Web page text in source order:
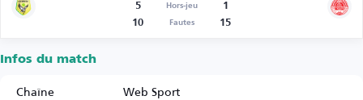
5
Hors-jeu
1
10
Fautes 15
Infos du match
Chaîne Web Sport